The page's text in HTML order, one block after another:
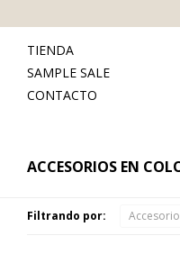
TIENDA
SAMPLE SALE
CONTACTO
ACCESORIOS EN
Filtrando por: